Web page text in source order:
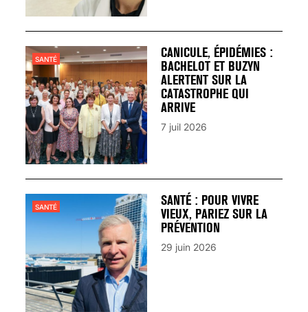
CANICULE, ÉPIDÉMIES :
BACHELOT ET BUZYN
ALERTENT SUR LA
CATASTROPHE QUI
ARRIVE
SANTÉ
7 juil 2026
SANTÉ : POUR VIVRE
VIEUX, PARIEZ SUR LA
PRÉVENTION
SANTÉ
29 juin 2026